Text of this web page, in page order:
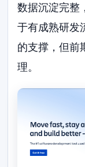
数据沉淀完整
于有成熟研发
的支撑，但前
理。